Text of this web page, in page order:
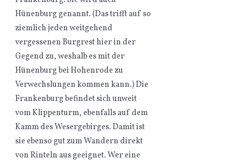
Hünenburg genannt. (Das trifft auf so
ziemlich jeden weitgehend
vergessenen Burgrest hier in der
Gegend zu, weshalb es mit der
Hünenburg bei Hohenrode zu
Verwechslungen kommen kann.) Die
Frankenburg befindet sich unweit
vom Klippenturm, ebenfalls auf dem
Kamm des Wesergebirges. Damit ist
sie ebenso gut zum Wandern direkt
von Rinteln aus geeignet. Wer eine